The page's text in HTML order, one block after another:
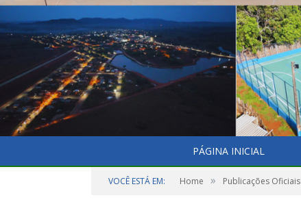
PÁGINA INICIAL
VOCÊ ESTÁ EM: Home » Publicações Oficiais